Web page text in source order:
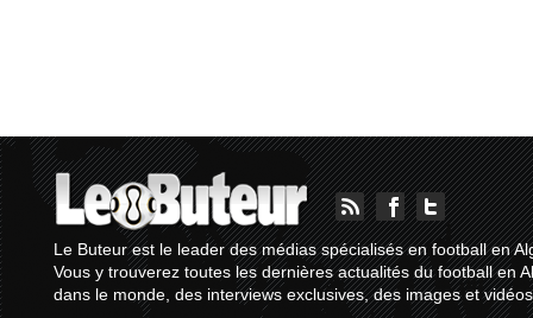
Le Buteur est le leader des médias spécialisés en football en
Vous y trouverez toutes les dernières actualités du football en
dans le monde, des interviews exclusives, des images et